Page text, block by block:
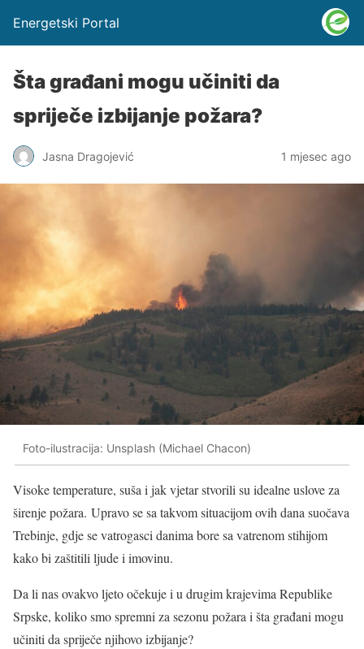
Energetski Portal
Šta građani mogu učiniti da
spriječe izbijanje požara?
Jasna Dragojević 1 mjesec ago
Foto-ilustracija: Unsplash (Michael Chacon)
Visoke temperature, suša i jak vjetar stvorili su idealne uslove za
širenje požara. Upravo se sa takvom situacijom ovih dana suočava
Trebinje, gdje se vatrogasci danima bore sa vatrenom stihijom
kako bi zaštitili ljude i imovinu.
Da li nas ovakvo ljeto očekuje i u drugim krajevima Republike
Srpske, koliko smo spremni za sezonu požara i šta građani mogu
učiniti da spriječe njihovo izbijanje?